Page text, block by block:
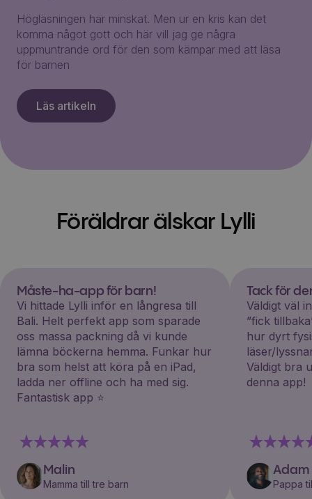
Högläsningen har minskat. Men ur en kris kan det
komma något gott och här vill jag ge några
uppmuntrande ord för den som kämpar med att läsa
för barnen
Läs artikeln
Föräldrar älskar Lylli
Måste-ha-app för barn!
Vi hittade Lylli inför en långresa till
Bali. Helt perfekt app som sparade
oss massa packning då vi kunde
lämna böckerna hemma. Funkar hur
bra som helst att köra på en iPad,
ladda ner offline och ha med sig.
Fantastisk app ⭐️
Malin
Mamma till tre barn
Tack för
Väldigt väl
”fick
hur dyrt
läser/
Väldigt bra
denna app!
Adam
Pappa